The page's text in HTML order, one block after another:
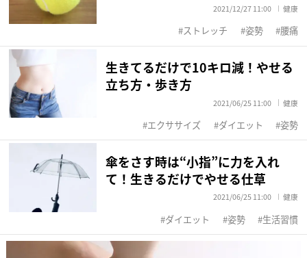
2021/12/27 11:00 健康
ストレッチ 姿勢 腰痛
生きてるだけで10キロ減！やせる
立ち方・歩き方
2021/06/25 11:00 健康
エクササイズ ダイエット 姿勢
傘をさす時は“小指”に力を入れ
て！生きるだけでやせる仕草
2021/06/25 11:00 健康
ダイエット 姿勢 生活習慣